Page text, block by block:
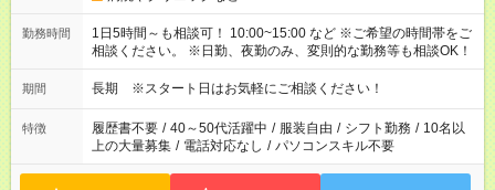
勤務時間
1日5時間～も相談可！ 10:00~15:00 など ※ご希望の時間帯をご
相談ください。 ※日勤、夜勤のみ、変則的な勤務等も相談OK！
期間 長期 ※スタート日はお気軽にご相談ください！
特徴 履歴書不要 / 40～50代活躍中 / 服装自由 / シフト勤務 / 10名以
上の大量募集 / 電話対応なし / パソコンスキル不要